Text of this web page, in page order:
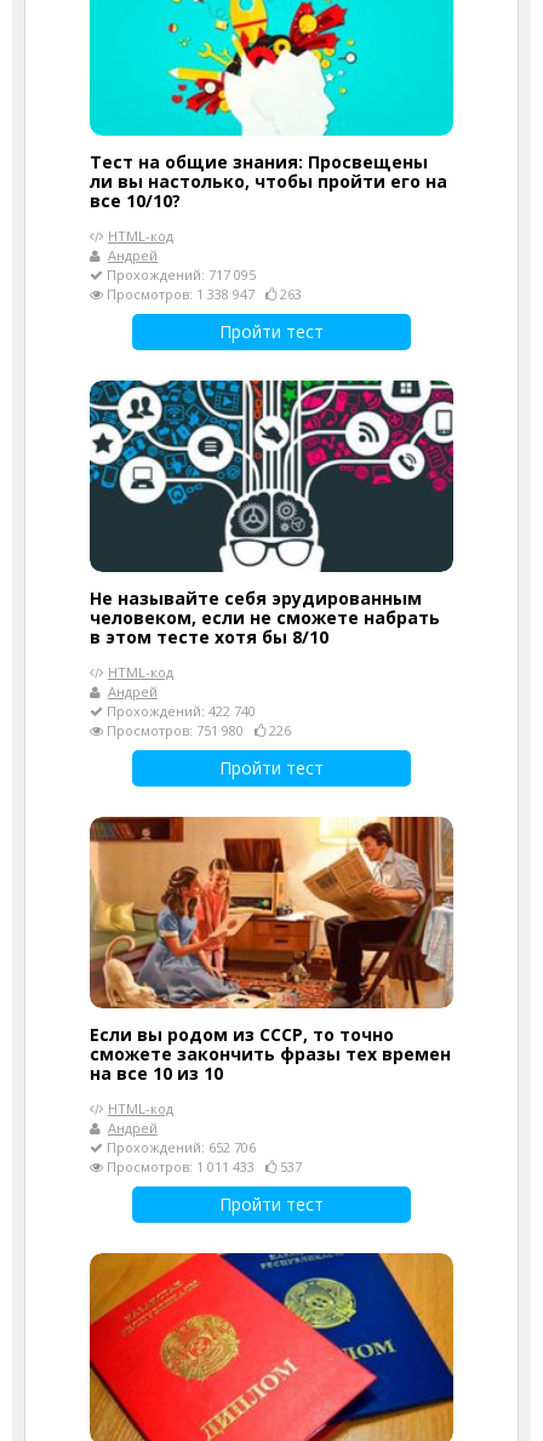
Тест на общие знания: Просвещены
ли вы настолько, чтобы пройти его на
все 10/10?
HTML-код
Андрей
Прохождений: 717 095
Просмотров: 1 338 947
263
Пройти тест
Не называйте себя эрудированным
человеком, если не сможете набрать
в этом тесте хотя бы 8/10
HTML-код
Андрей
Прохождений: 422 740
Просмотров: 751 980
226
Пройти тест
Если вы родом из СССР, то точно
сможете закончить фразы тех времен
на все 10 из 10
HTML-код
Андрей
Прохождений: 652 706
Просмотров: 1 011 433
537
Пройти тест